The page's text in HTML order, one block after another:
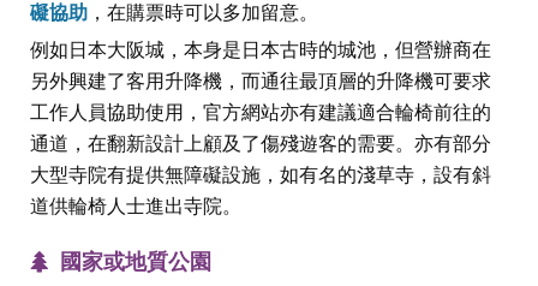
礙協助 ，在購票時可以多加留意。
例如日本大阪城，本身是日本古時的城池，但營辦商在
另外興建了客用升降機，而通往最頂層的升降機可要求
工作人員協助使用，官方網站亦有建議適合輪椅前往的
通道，在翻新設計上顧及了傷殘遊客的需要。亦有部分
大型寺院有提供無障礙設施，如有名的淺草寺，設有斜
道供輪椅人士進出寺院。
國家或地質公園